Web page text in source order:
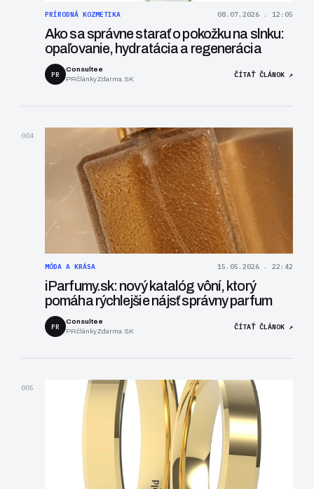
PRÍRODNÁ KOZMETIKA 08.07.2026 . 12:05
Ako sa správne starať o pokožku na slnku:
opaľovanie, hydratácia a regenerácia
PR
Consultee
PRčlánkyZdarma.SK
ČÍTAŤ ČLÁNOK ↗
004
MÓDA A KRÁSA 15.05.2026 . 22:42
iParfumy.sk: nový katalóg vôní, ktorý
pomáha rýchlejšie nájsť správny parfum
PR
Consultee
PRčlánkyZdarma.SK
ČÍTAŤ ČLÁNOK ↗
005